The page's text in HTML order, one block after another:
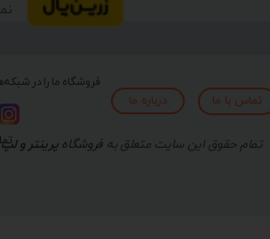
تمام حقوق این سایت متعلق به فروشگاهپرینتر و
فروشگاه ما را در
تماس با ما درباره ما